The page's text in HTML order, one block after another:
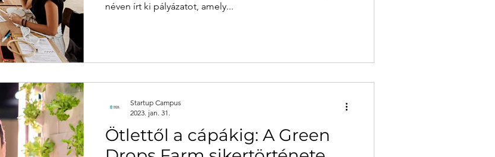
néven írt ki pályázatot, amely...
Ötlettől a cápákig: A Green
Startup Campus
2023. jan. 31.